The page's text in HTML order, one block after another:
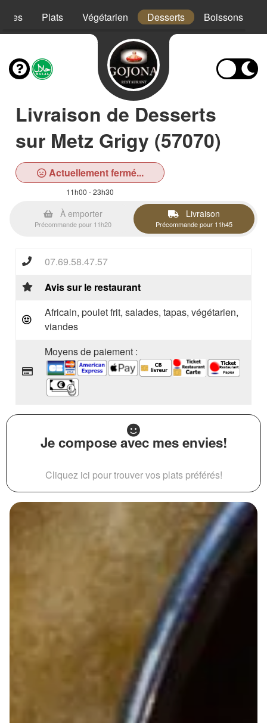
Plats Végétarien Desserts Boissons
Livraison de Desserts
sur Metz Grigy (57070)
Actuellement fermé...
11h00 - 23h30
À emporter
Précommande pour 11h20
Livraison
Précommande pour 11h45
07.69.58.47.57
Avis sur le restaurant
Africain, poulet frit, salades, tapas, végétarien,
viandes
Moyens de paiement :
Je compose avec mes envies!
Cliquez ici pour trouver vos plats préférés!